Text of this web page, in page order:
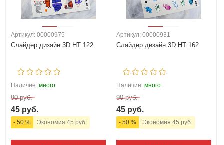
Артикул: 00000975
Слайдер дизайн 3D HT 122
Наличие: много
90 руб.
45 руб.
- 50 % Экономия 45 руб.
Артикул: 00000931
Слайдер дизайн 3D HT 162
Наличие: много
90 руб.
45 руб.
- 50 % Экономия 45 руб.